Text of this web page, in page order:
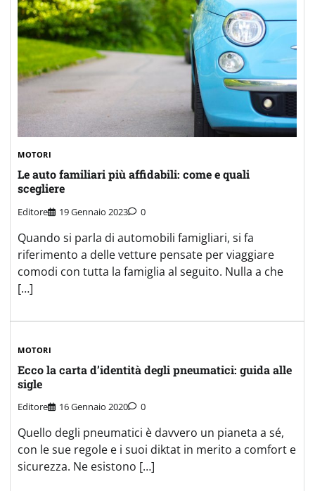
MOTORI
Le auto familiari più affidabili: come e quali
scegliere
Editore 19 Gennaio 2023 0
Quando si parla di automobili famigliari, si fa
riferimento a delle vetture pensate per viaggiare
comodi con tutta la famiglia al seguito. Nulla a che
[…]
MOTORI
Ecco la carta d’identità degli pneumatici: guida alle
sigle
Editore 16 Gennaio 2020 0
Quello degli pneumatici è davvero un pianeta a sé,
con le sue regole e i suoi diktat in merito a comfort e
sicurezza. Ne esistono […]